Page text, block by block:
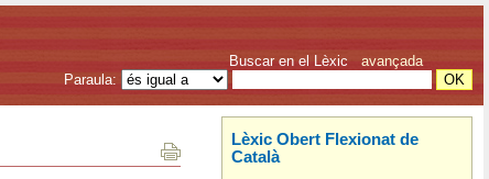
Buscar en el Lèxic avançada
Paraula:
Lèxic Obert Flexionat de
Català